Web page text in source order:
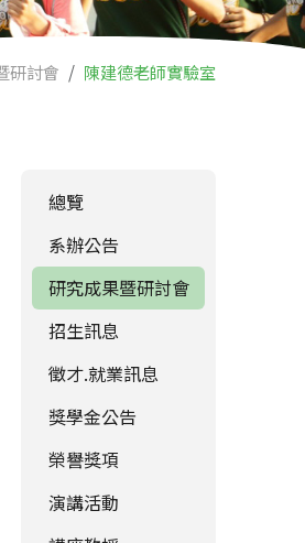
研討會 陳建德老師實驗室
總覽
系辦公告
研究成果暨研討會
招生訊息
徵才.就業訊息
獎學金公告
榮譽獎項
演講活動